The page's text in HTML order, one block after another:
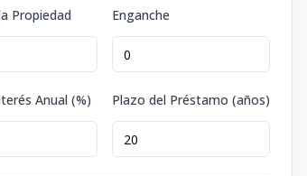
Propiedad Enganche
Anual (%) Plazo del Préstamo (años)